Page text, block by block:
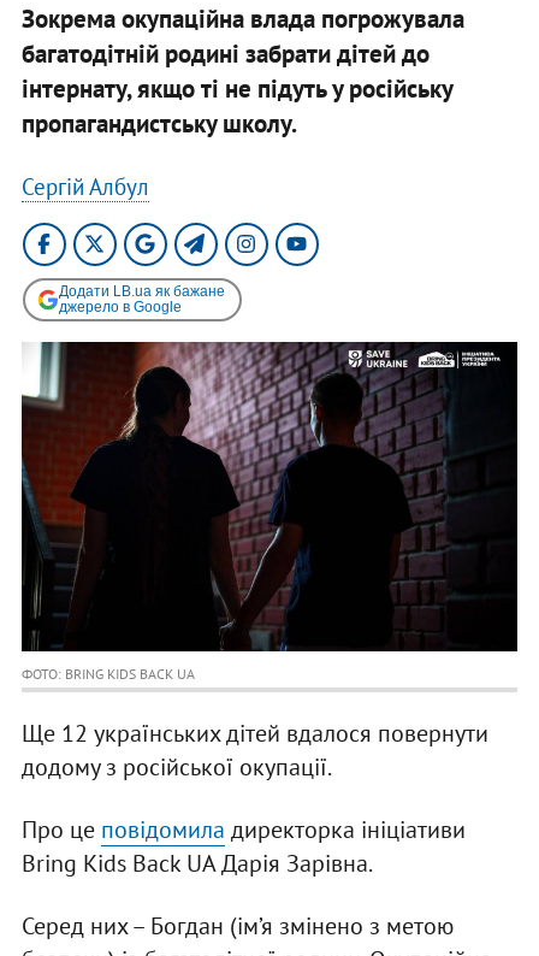
Зокрема окупаційна влада погрожувала
багатодітній родині забрати дітей до
інтернату, якщо ті не підуть у російську
пропагандистську школу.
Сергій Албул
Додати LB.ua як бажане
джерело в Google
ФОТО: BRING KIDS BACK UA
Ще 12 українських дітей вдалося повернути
додому з російської окупації.
Про це повідомила директорка ініціативи
Bring Kids Back UA Дарія Зарівна.
Серед них – Богдан (ім’я змінено з метою